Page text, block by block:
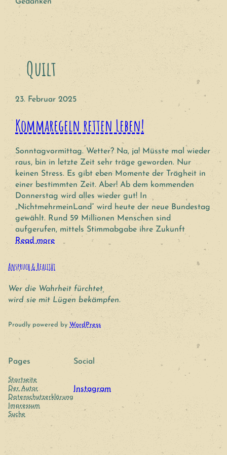
Quilt
23. Februar 2025
Kommaregeln retten Leben!
Sonntagvormittag. Wetter? Na, ja! Müsste mal wieder
raus, bin in letzte Zeit sehr träge geworden. Nur
keinen Stress. Es gibt eben Momente der Trägheit in
einer bestimmten Zeit. Aber! Ab dem kommenden
Donnerstag wird alles wieder gut! In
„NichtmehrmeinLand“ wird heute der neue Bundestag
gewählt. Rund 59 Millionen Menschen sind
aufgerufen, mittels Stimmabgabe ihre Zukunft
Read more
Anspruch & Realität
Wer die Wahrheit fürchtet,
wird sie mit Lügen bekämpfen.
Proudly powered by WordPress
Pages
Startseite
Der Autor
Datenschutzerklärung
Impressum
Suche
Social
Instagram